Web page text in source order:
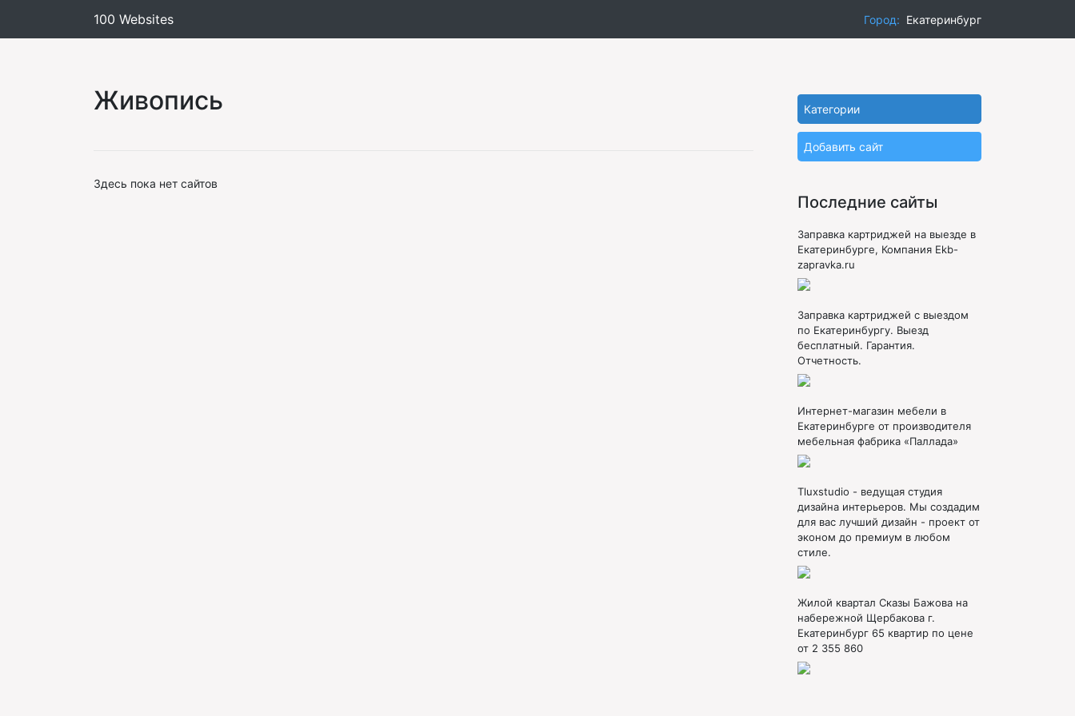
100 Websites Город: Екатеринбург
Живопись
Здесь пока нет сайтов
Категории
Добавить сайт
Последние сайты
Заправка картриджей на выезде в
Екатеринбурге, Компания Ekb-
zapravka.ru
Заправка картриджей с выездом
по Екатеринбургу. Выезд
бесплатный. Гарантия.
Отчетность.
Интернет-магазин мебели в
Екатеринбурге от производителя
мебельная фабрика «Паллада»
Tluxstudio - ведущая студия
дизайна интерьеров. Мы создадим
для вас лучший дизайн - проект от
эконом до премиум в любом
стиле.
Жилой квартал Сказы Бажова на
набережной Щербакова г.
Екатеринбург 65 квартир по цене
от 2 355 860